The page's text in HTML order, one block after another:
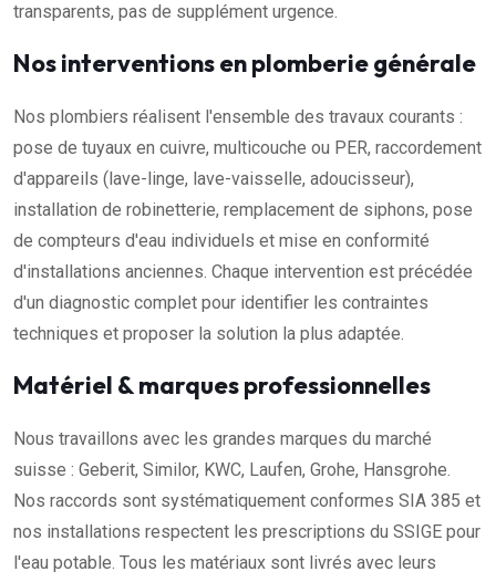
transparents, pas de supplément urgence.
Nos interventions en plomberie générale
Nos plombiers réalisent l'ensemble des travaux courants :
pose de tuyaux en cuivre, multicouche ou PER, raccordement
d'appareils (lave-linge, lave-vaisselle, adoucisseur),
installation de robinetterie, remplacement de siphons, pose
de compteurs d'eau individuels et mise en conformité
d'installations anciennes. Chaque intervention est précédée
d'un diagnostic complet pour identifier les contraintes
techniques et proposer la solution la plus adaptée.
Matériel & marques professionnelles
Nous travaillons avec les grandes marques du marché
suisse : Geberit, Similor, KWC, Laufen, Grohe, Hansgrohe.
Nos raccords sont systématiquement conformes SIA 385 et
nos installations respectent les prescriptions du SSIGE pour
l'eau potable. Tous les matériaux sont livrés avec leurs